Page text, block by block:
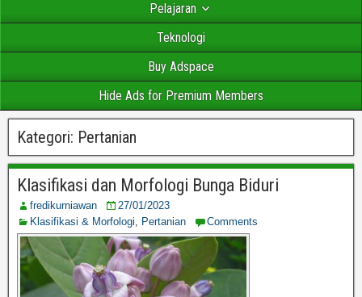
Pelajaran
Teknologi
Buy Adspace
Hide Ads for Premium Members
Kategori: Pertanian
Klasifikasi dan Morfologi Bunga Biduri
fredikurniawan
27/01/2023
Klasifikasi & Morfologi, Pertanian Comments